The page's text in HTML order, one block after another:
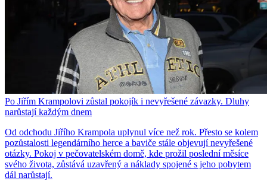
Po Jiřím Krampolovi zůstal pokojík i nevyřešené závazky. Dluhy
narůstají každým dnem
Od odchodu Jiřího Krampola uplynul více než rok. Přesto se kolem
pozůstalosti legendárního herce a baviče stále objevují nevyřešené
otázky. Pokoj v pečovatelském domě, kde prožil poslední měsíce
svého života, zůstává uzavřený a náklady spojené s jeho pobytem
dál narůstají.